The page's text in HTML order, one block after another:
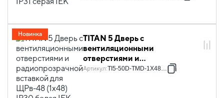
TITAN 5 Дверь с
вентиляционными
отверстиями и
радиопрозрачной вставкой
Артикул:TI5-50D-TMD-1X48-30
Новинка